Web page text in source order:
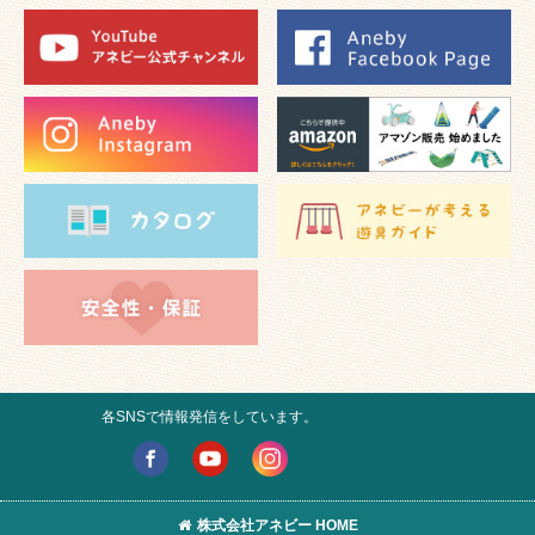
株式会社アネビー HOME
各SNSで情報発信をしています。